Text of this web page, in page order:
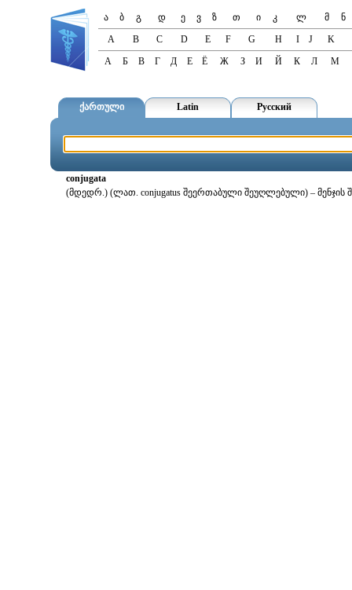
ა ბ გ დ ე ვ ზ თ ი კ ლ მ
ნ
A
B C D E F G H I J
K
А
Б В Г Д Е Ё Ж З И Й К Л М
ქართული Latin Русский
conjugata
(მდედრ.) (ლათ. conjugatus შეერთაბული შეუღლებული) – მენჯის